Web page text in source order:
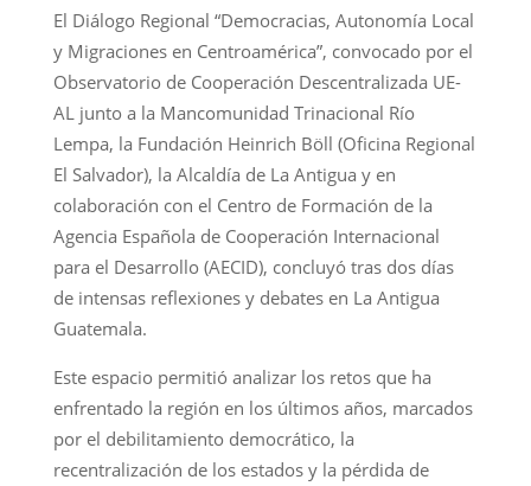
El Diálogo Regional “Democracias, Autonomía Local
y Migraciones en Centroamérica”, convocado por el
Observatorio de Cooperación Descentralizada UE-
AL junto a la Mancomunidad Trinacional Río
Lempa, la Fundación Heinrich Böll (Oficina Regional
El Salvador), la Alcaldía de La Antigua y en
colaboración con el Centro de Formación de la
Agencia Española de Cooperación Internacional
para el Desarrollo (AECID), concluyó tras dos días
de intensas reflexiones y debates en La Antigua
Guatemala.
Este espacio permitió analizar los retos que ha
enfrentado la región en los últimos años, marcados
por el debilitamiento democrático, la
recentralización de los estados y la pérdida de